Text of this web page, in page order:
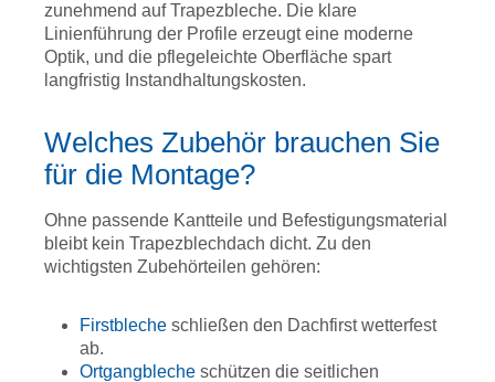
zunehmend auf Trapezbleche. Die klare
Linienführung der Profile erzeugt eine moderne
Optik, und die pflegeleichte Oberfläche spart
langfristig Instandhaltungskosten.
Welches Zubehör brauchen Sie
für die Montage?
Ohne passende Kantteile und Befestigungsmaterial
bleibt kein Trapezblechdach dicht. Zu den
wichtigsten Zubehörteilen gehören:
Firstbleche schließen den Dachfirst wetterfest
ab.
Ortgangbleche schützen die seitlichen